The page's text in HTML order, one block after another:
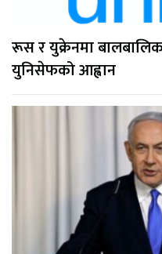
रूस र युक्रेनमा
युनिसेफको आह्वान